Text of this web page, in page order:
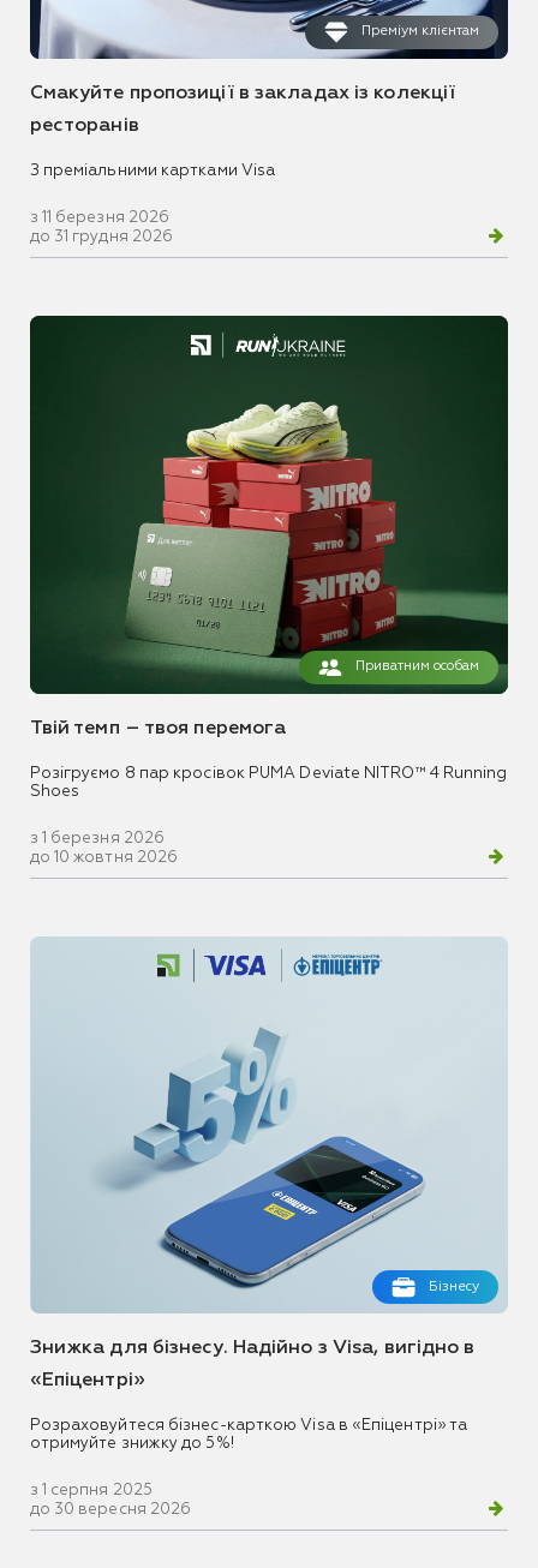
Преміум клієнтам
Смакуйте пропозиції в закладах із колекції
ресторанів
З преміальними картками Visa
з 11 березня 2026
до 31 грудня 2026
Приватним особам
Твій темп – твоя перемога
Розігруємо 8 пар кросівок PUMA Deviate NITRO™ 4 Running
Shoes
з 1 березня 2026
до 10 жовтня 2026
Бізнесу
Знижка для бізнесу. Надійно з Visa, вигідно в
«Епіцентрі»
Розраховуйтеся бізнес-карткою Visa в «Епіцентрі» та
отримуйте знижку до 5%!
з 1 серпня 2025
до 30 вересня 2026